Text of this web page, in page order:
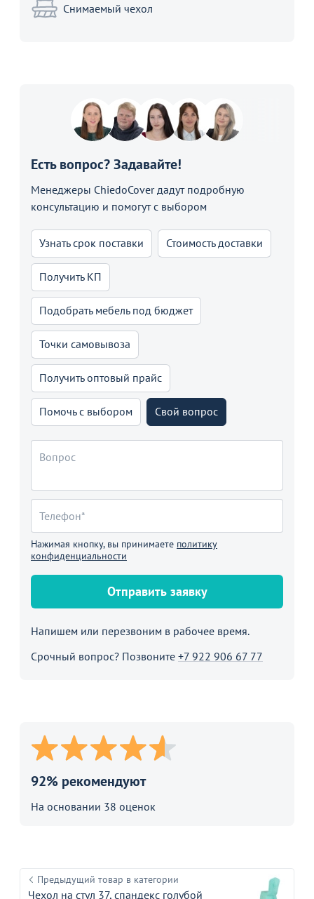
Снимаемый чехол
Есть вопрос? Задавайте!
Менеджеры ChiedoCover дадут подробную
консультацию и помогут с выбором
Узнать срок поставки Стоимость доставки
Получить КП
Подобрать мебель под бюджет
Точки самовывоза
Получить оптовый прайс
Помочь с выбором Свой вопрос
Нажимая кнопку, вы принимаете политику
конфиденциальности
Отправить заявку
Напишем или перезвоним в рабочее время.
Срочный вопрос? Позвоните +7 922 906 67 77
92% рекомендуют
На основании 38 оценок
Предыдущий товар в категории
Чехол на стул 37, спандекс голубой